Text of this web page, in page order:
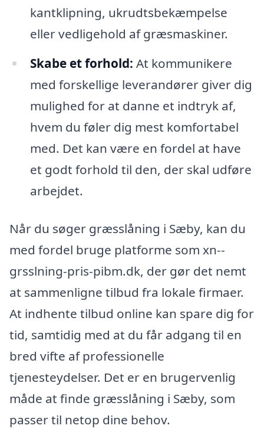
kantklipning, ukrudtsbekæmpelse
eller vedligehold af græsmaskiner.
Skabe et forhold: At kommunikere
med forskellige leverandører giver dig
mulighed for at danne et indtryk af,
hvem du føler dig mest komfortabel
med. Det kan være en fordel at have
et godt forhold til den, der skal udføre
arbejdet.
Når du søger græsslåning i Sæby, kan du
med fordel bruge platforme som xn--
grsslning-pris-pibm.dk, der gør det nemt
at sammenligne tilbud fra lokale firmaer.
At indhente tilbud online kan spare dig for
tid, samtidig med at du får adgang til en
bred vifte af professionelle
tjenesteydelser. Det er en brugervenlig
måde at finde græsslåning i Sæby, som
passer til netop dine behov.